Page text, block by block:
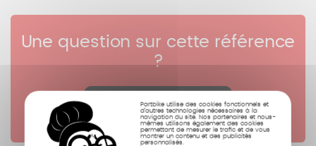
Partbike utilise des cookies fonctionnels et
d’autres technologies nécessaires à la
navigation du site. Nos partenaires et nous-
mêmes utilisons également des cookies
permettant de mesurer le trafic et de vous
montrer un contenu et des publicités
personnalisés.
Une question sur cette référence
?
Cliquez ici